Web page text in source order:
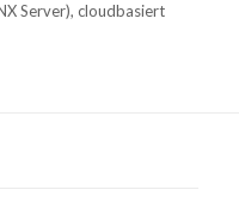
Server), cloudbasiert